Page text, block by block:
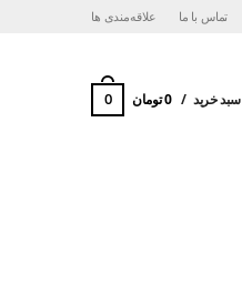
تماس با ما ‌علاقه‌مندی ها
سبد خرید 0 تومان 0